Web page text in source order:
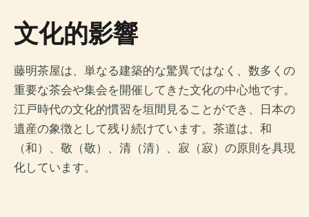
文化的影響
藤明茶屋は、単なる建築的な驚異ではなく、数多くの
重要な茶会や集会を開催してきた文化の中心地です。
江戸時代の文化的慣習を垣間見ることができ、日本の
遺産の象徴として残り続けています。茶道は、和
（和）、敬（敬）、清（清）、寂（寂）の原則を具現
化しています。